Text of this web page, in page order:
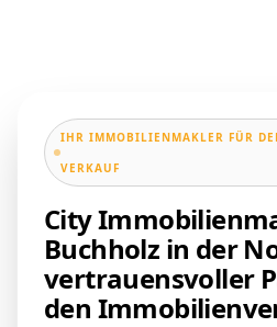
IHR IMMOBILIENMAKLER FÜR
VERKAUF
City
Buchholz in der
vertrauensvoller
den